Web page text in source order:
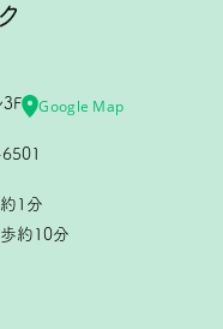
Google Map
1分
歩約10分